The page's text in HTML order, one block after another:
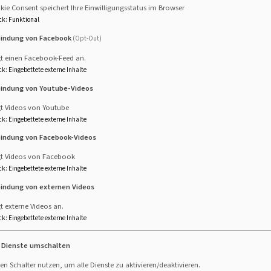
richtet sich an Menschen, die sich in ihrer Kirche
möchten. ImBasiskurs lernen sie, einen Gottesdienst mit
Leitung einer Abendmahlsfeier hinzu. Beide Kurse
Informationen gibt es auf der Website des
Consent speichert Ihre Einwilligungsstatus im Browser
: Funktional
von Facebook (Opt-Out)
einen Facebook-Feed an.
: Eingebettete externe Inhalte
von Youtube-Videos
Videos von Youtube
: Eingebettete externe Inhalte
von Facebook-Videos
Videos von Facebook
: Eingebettete externe Inhalte
von externen Videos
externe Videos an.
: Eingebettete externe Inhalte
umschalten
Schalter nutzen, um alle Dienste zu aktivieren/deaktivieren.